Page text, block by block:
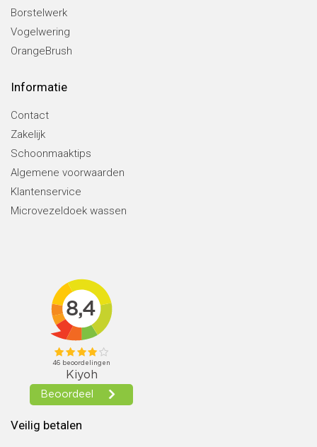
Borstelwerk
Vogelwering
OrangeBrush
Informatie
Contact
Zakelijk
Schoonmaaktips
Algemene voorwaarden
Klantenservice
Microvezeldoek wassen
Veilig betalen